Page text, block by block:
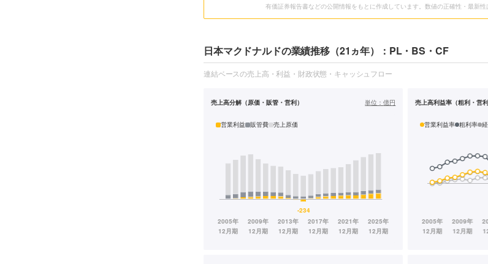
有価証券報告書などの公開情報をもとに作成しています。数値の正確性・最新
日本マクドナルドの業績推移（21ヵ年）：PL・BS・CF
連結ベースの売上高・利益・財政状態・キャッシュフロー
売上高分解（原価・販管・営利） 単位：億円
営業利益 販管費 売上原価
売上高利益率（粗利・営利
営業利益率 粗利率